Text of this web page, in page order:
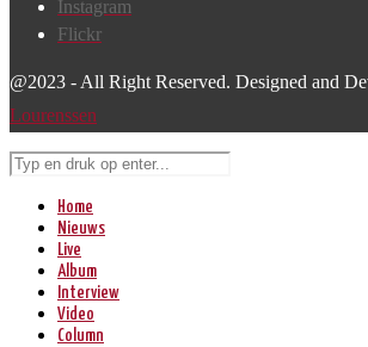
Instagram
Flickr
@2023 - All Right Reserved. Designed and
Lourenssen
Home
Nieuws
Live
Album
Interview
Video
Column